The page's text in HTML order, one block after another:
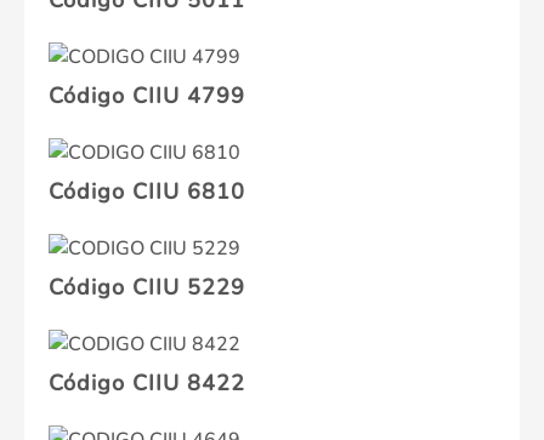
Código CIIU 4799
Código CIIU 6810
Código CIIU 5229
Código CIIU 8422